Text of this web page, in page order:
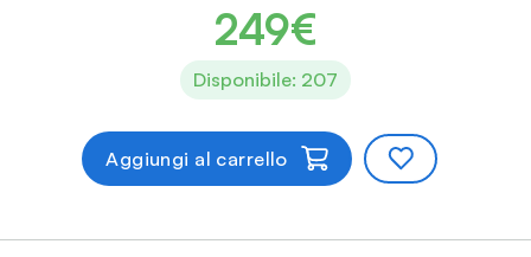
249€
Disponibile: 207
Aggiungi al carrello